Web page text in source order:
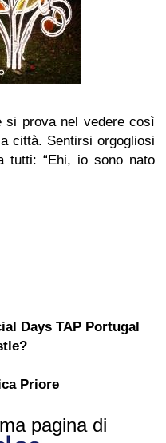
si prova nel vedere così
città. Sentirsi orgogliosi
tutti: “Ehi, io sono nato
Days TAP Portugal
Priore
pagina di